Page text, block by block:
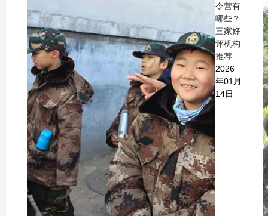
令营有
哪些？
三家好
评机构
推荐
2026
年01月
14日